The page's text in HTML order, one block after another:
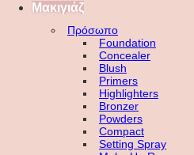
Μακιγιάζ
Πρόσωπο
Foundation
Concealer
Blush
Primers
Highlighters
Bronzer
Powders
Compact
Setting Spray